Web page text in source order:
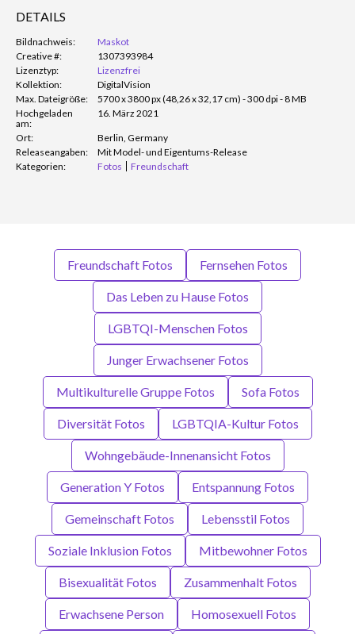
DETAILS
Bildnachweis:
Maskot
Creative #:
1307393984
Lizenztyp:
Lizenzfrei
Kollektion:
DigitalVision
Max. Dateigröße:
5700 x 3800 px (48,26 x 32,17 cm) - 300 dpi - 8 MB
Hochgeladen
am:
16. März 2021
Ort:
Berlin, Germany
Releaseangaben:
Mit Model- und Eigentums-Release
Kategorien:
Fotos Freundschaft
Freundschaft Fotos Fernsehen Fotos
Das Leben zu Hause Fotos
LGBTQI-Menschen Fotos
Junger Erwachsener Fotos
Multikulturelle Gruppe Fotos Sofa Fotos
Diversität Fotos LGBTQIA-Kultur Fotos
Wohngebäude-Innenansicht Fotos
Generation Y Fotos Entspannung Fotos
Gemeinschaft Fotos Lebensstil Fotos
Soziale Inklusion Fotos Mitbewohner Fotos
Bisexualität Fotos Zusammenhalt Fotos
Erwachsene Person Homosexuell Fotos